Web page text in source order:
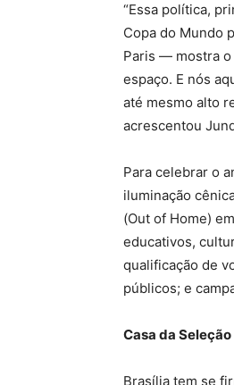
“Essa política,
Copa do Mundo
Paris — mostra o
espaço. E nós
até mesmo alto
acrescentou
Para celebrar o
iluminação
(Out of Home)
educativos,
qualificação de
públicos; e
Casa da Seleção
Brasília tem se